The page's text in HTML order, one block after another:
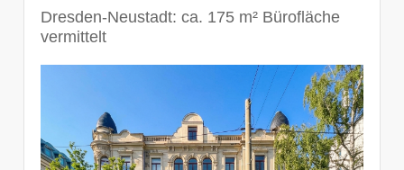
Dresden-Neustadt: ca. 175 m² Bürofläche
vermittelt